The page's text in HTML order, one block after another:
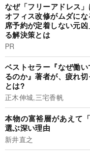
なぜ「フリーアドレス
オフィス改修がムダに
席予約が定着しない元
る解決策とは
PR
ベストセラー『なぜ働
るのか』著者が、疲れ
とは?
正木伸城,三宅香帆
本物の富裕層があえて
選ぶ深い理由
新井直之